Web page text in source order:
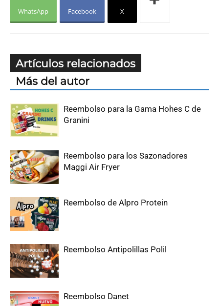
WhatsApp Facebook X
Artículos relacionados
Más del autor
Reembolso para la Gama Hohes C de
Granini
Reembolso para los Sazonadores
Maggi Air Fryer
Reembolso de Alpro Protein
Reembolso Antipolillas Polil
Reembolso Danet